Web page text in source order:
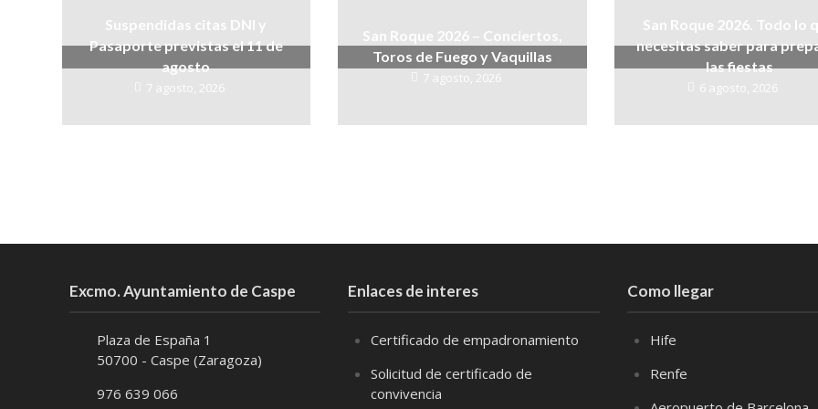
Suspendidas citas DNI y
Pasaporte previstas el 11 de
agosto
7 agosto, 2026
San Roque 2026 – Conciertos,
Toros de Fuego y Vaquillas
7 agosto, 2026
San Roque 2026. Todo lo
necesitas saber para
las fiestas
6 agosto, 2026
Excmo. Ayuntamiento de Caspe
Plaza de España 1
50700 - Caspe (Zaragoza)
976 639 066
Enlaces de interes
Certificado de empadronamiento
Solicitud de certificado de
convivencia
Como llegar
Hife
Renfe